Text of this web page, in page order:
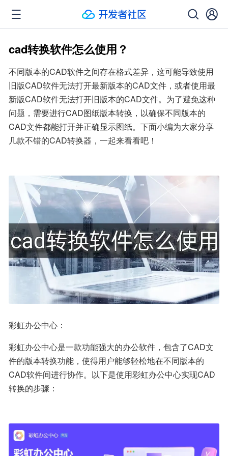
cad转换软件怎么使用？
不同版本的CAD软件之间存在格式差异，这可能导致使用
旧版CAD软件无法打开最新版本的CAD文件，或者使用最
新版CAD软件无法打开旧版本的CAD文件。为了避免这种
问题，需要进行CAD图纸版本转换，以确保不同版本的
CAD文件都能打开并正确显示图纸。下面小编为大家分享
几款不错的CAD转换器，一起来看看吧！
彩虹办公中心：
彩虹办公中心是一款功能强大的办公软件，包含了CAD文
件的版本转换功能，使得用户能够轻松地在不同版本的
CAD软件间进行协作。以下是使用彩虹办公中心实现CAD
转换的步骤：